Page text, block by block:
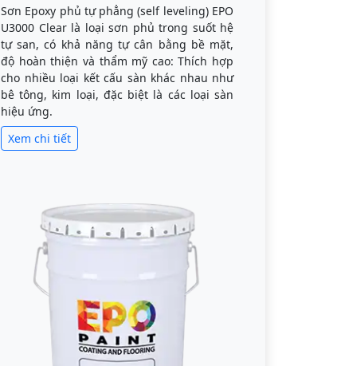
Sơn Epoxy phủ tự phẳng (self leveling) EPO
U3000 Clear là loại sơn phủ trong suốt hệ
tự san, có khả năng tự cân bằng bề mặt,
độ hoàn thiện và thẩm mỹ cao: Thích hợp
cho nhiều loại kết cấu sàn khác nhau như
bê tông, kim loại, đặc biệt là các loại sàn
hiệu ứng.
Xem chi tiết